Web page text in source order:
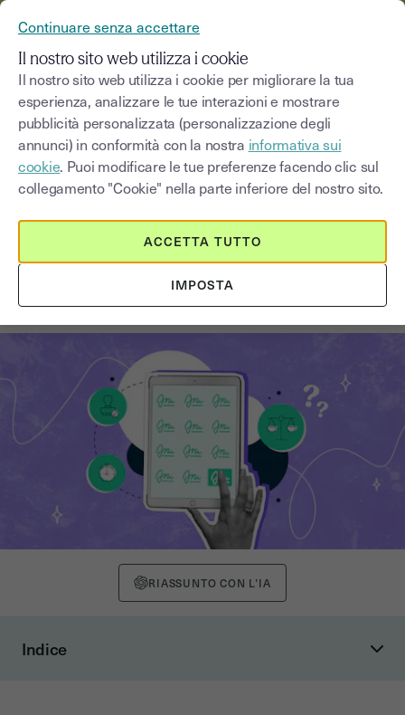
Blog
Seleziona una categoria Saisissez un terme
Il certificato digitale: cos'è e come
funziona?
RIASSUNTO CON L’IA
Indice
Continuare senza accettare
Il nostro sito web utilizza i cookie
Il nostro sito web utilizza i cookie per migliorare la tua
esperienza, analizzare le tue interazioni e mostrare
pubblicità personalizzata (personalizzazione degli
annunci) in conformità con la nostra informativa sui
cookie. Puoi modificare le tue preferenze facendo clic sul
collegamento "Cookie" nella parte inferiore del nostro sito.
IMPOSTA
ACCETTA TUTTO